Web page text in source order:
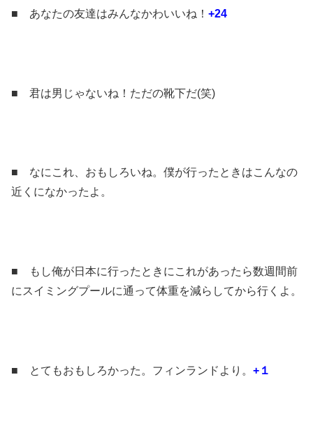
■ あなたの友達はみんなかわいいね！ +24
■ 君は男じゃないね！ただの靴下だ(笑)
■ なにこれ、おもしろいね。僕が行ったときはこんなの
近くになかったよ。
■ もし俺が日本に行ったときにこれがあったら数週間前
にスイミングプールに通って体重を減らしてから行くよ。
■ とてもおもしろかった。フィンランドより。 +１